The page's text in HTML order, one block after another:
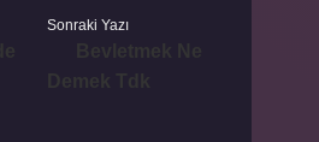
Sonraki Yazı